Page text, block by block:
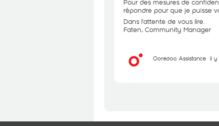
Pour des mesures de
répondre pour que je puisse
Dans l'attente de vous lire.
Faten, Community Manager
Ooredoo Assistance il y